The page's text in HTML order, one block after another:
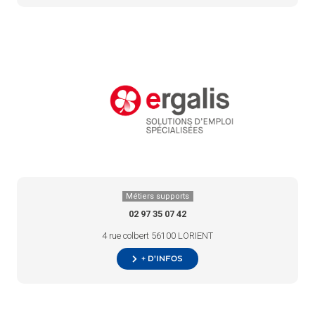
Métiers supports
02 97 35 07 42
4 rue colbert 56100 LORIENT
+ d’infos